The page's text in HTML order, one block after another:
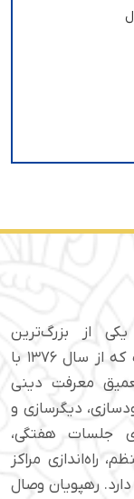
از بزرگ‌ترین
مجموعه‌های فرهنگی و مذهبی ایران است که از سال ۱۳۷۶ با
معرفت دینی
دیگرسازی و
جلسات هفتگی،
راه‌اندازی مراکز
رهپویان وصال